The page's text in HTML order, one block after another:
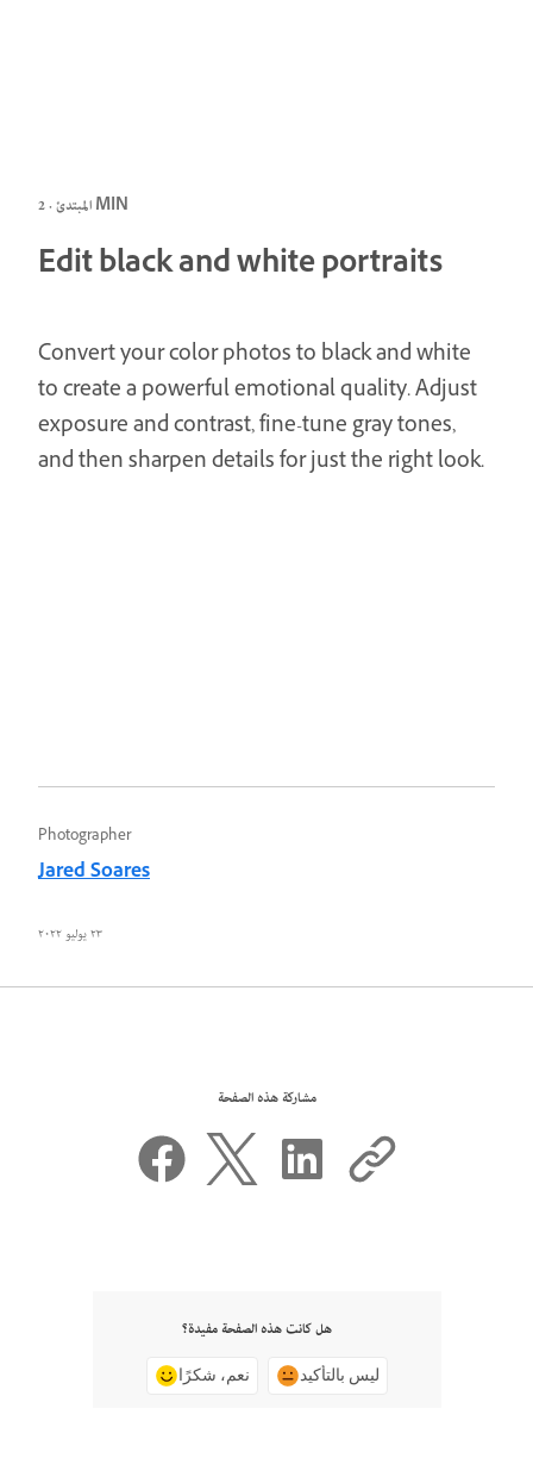
المبتدئ · 2 MIN
Edit black and white portraits
Convert your color photos to black and white
to create a powerful emotional quality. Adjust
exposure and contrast, fine-tune gray tones,
and then sharpen details for just the right look.
Photographer
Jared Soares
٢٣ يوليو ٢٠٢٢
مشاركة هذه الصفحة
هل كانت هذه الصفحة مفيدة؟
نعم، شكرًا ليس بالتأكيد